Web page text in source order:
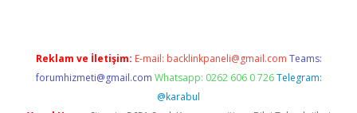
Reklam ve İletişim: E-mail: backlinkpaneli@gmail.com Teams:
forumhizmeti@gmail.com Whatsapp: 0262 606 0 726 Telegram:
@karabul